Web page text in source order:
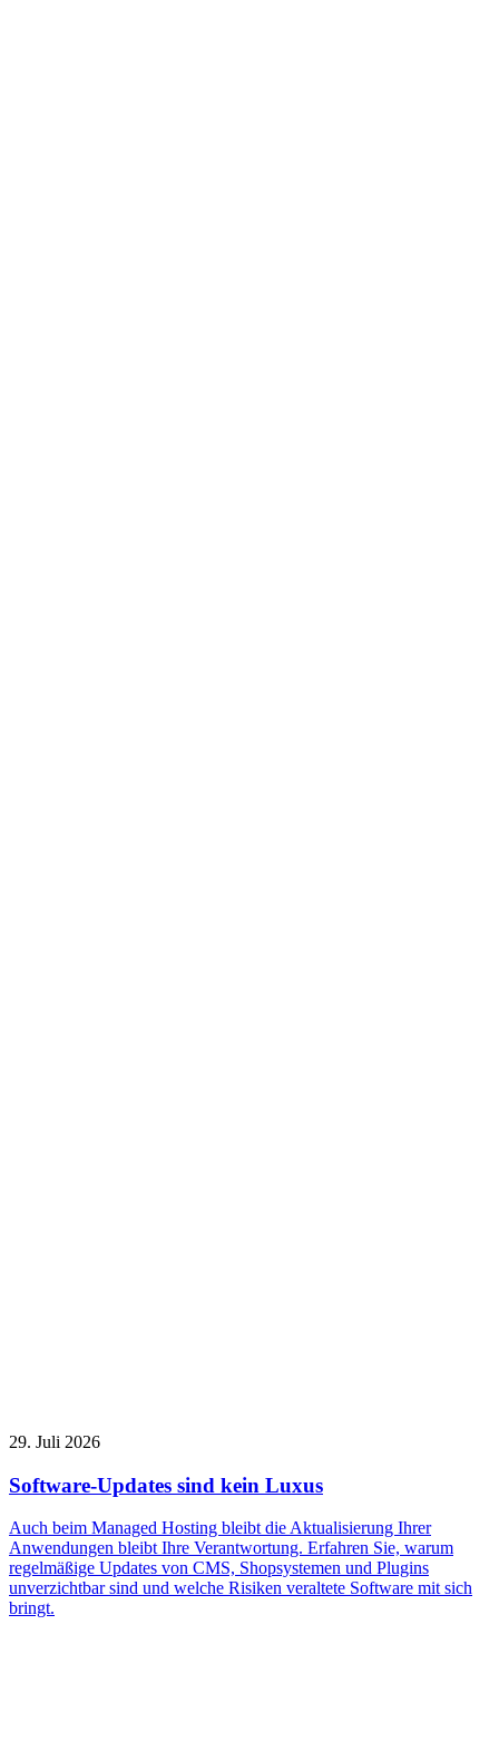
29. Juli 2026
Software-Updates sind kein Luxus
Auch beim Managed Hosting bleibt die Aktualisierung Ihrer
Anwendungen bleibt Ihre Verantwortung. Erfahren Sie, warum
regelmäßige Updates von CMS, Shopsystemen und Plugins
unverzichtbar sind und welche Risiken veraltete Software mit sich
bringt.